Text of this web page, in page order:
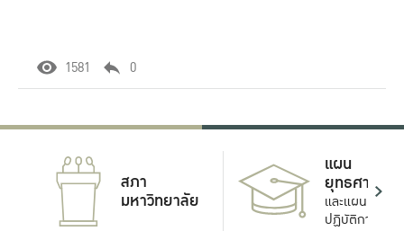
1581 0
สภา
มหาวิทยาลัย
แผน
ยุทธศาสตร์
และแผน
ปฏิบัติการ